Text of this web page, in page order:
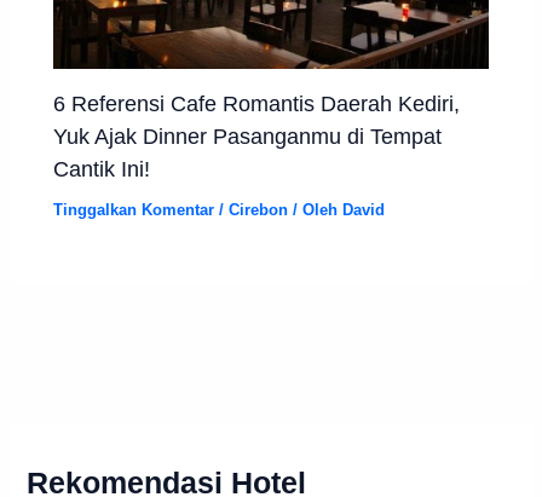
6 Referensi Cafe Romantis Daerah Kediri,
Yuk Ajak Dinner Pasanganmu di Tempat
Cantik Ini!
Tinggalkan Komentar /Cirebon / OlehDavid
Rekomendasi Hotel